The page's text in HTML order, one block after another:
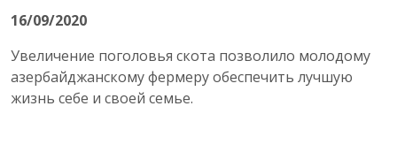
16/09/2020
Увеличение поголовья скота позволило молодому
aзербайджанскому фермеру обеспечить лучшую
жизнь себе и своей семье.